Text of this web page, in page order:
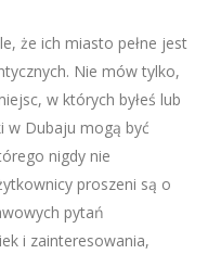
że ich miasto pełne jest
Nie mów tylko,
w których byłeś lub
w Dubaju mogą być
nigdy nie
proszeni są o
pytań
i zainteresowania,